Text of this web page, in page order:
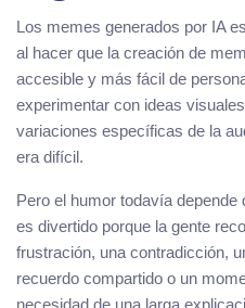
Los memes generados por IA
al hacer que la creación de
accesible y más fácil de
experimentar con ideas
variaciones específicas de la
era difícil.
Pero el humor todavía
es divertido porque la gente
frustración, una contradicción,
recuerdo compartido o un
necesidad de una larga